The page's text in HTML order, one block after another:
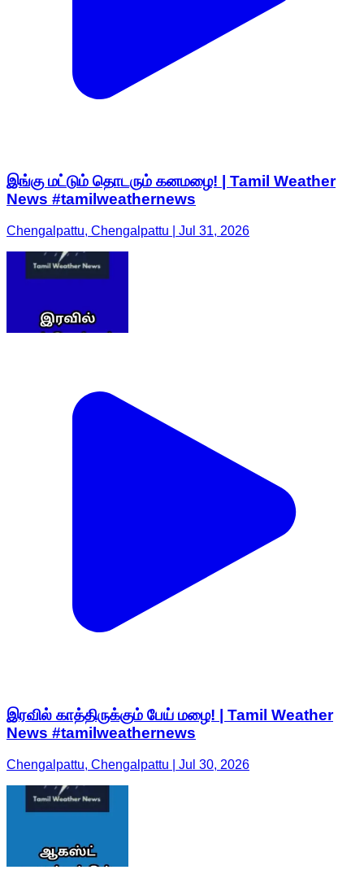
இங்கு மட்டும் தொடரும் கனமழை! | Tamil Weather
News #tamilweathernews
Chengalpattu, Chengalpattu | Jul 31, 2026
இரவில் காத்திருக்கும் பேய் மழை! | Tamil Weather
News #tamilweathernews
Chengalpattu, Chengalpattu | Jul 30, 2026